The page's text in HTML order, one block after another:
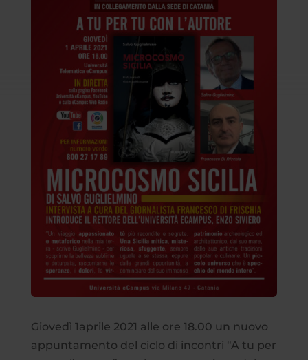
Giovedì 1aprile 2021 alle ore 18.00 un nuovo
appuntamento del ciclo di incontri “A tu per